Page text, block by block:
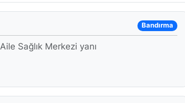
Bandırma
Sağlık Merkezi yanı